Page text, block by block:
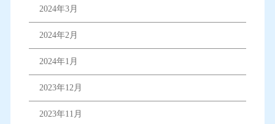
2024年3月
2024年2月
2024年1月
2023年12月
2023年11月